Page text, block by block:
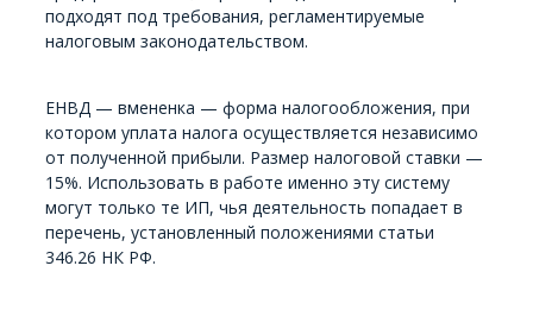
подходят под требования, регламентируемые
налоговым законодательством.
ЕНВД — вмененка — форма налогообложения, при
котором уплата налога осуществляется независимо
от полученной прибыли. Размер налоговой ставки —
15%. Использовать в работе именно эту систему
могут только те ИП, чья деятельность попадает в
перечень, установленный положениями статьи
346.26 НК РФ.